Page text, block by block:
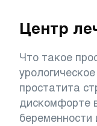
Центр
Что такое
простатита
дискомфорте